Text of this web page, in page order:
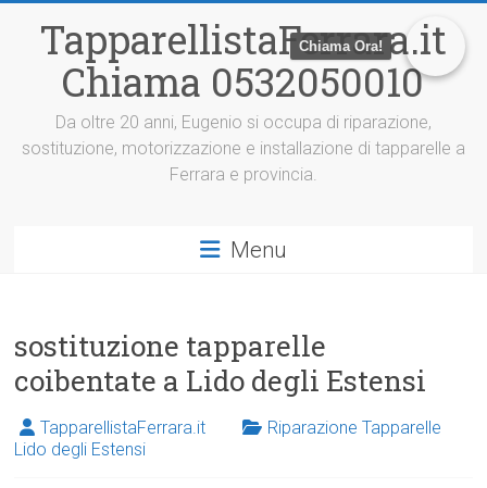
TapparellistaFerrara.it
Chiama 0532050010
Da oltre 20 anni, Eugenio si occupa di riparazione,
sostituzione, motorizzazione e installazione di tapparelle a
Ferrara e provincia.
Menu
sostituzione tapparelle
coibentate a Lido degli Estensi
TapparellistaFerrara.it
Riparazione Tapparelle
Lido degli Estensi
Chiama Ora!